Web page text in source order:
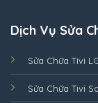
Dịch Vụ Sửa
Sửa Chữa Tivi
Sửa Chữa Tivi